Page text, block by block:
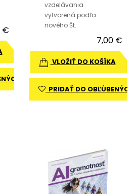
€
vzdelávania
vytvorená podľa
nového Št..
7,00 €
VLOŽIŤ DO KOŠÍKA
PRIDAŤ DO OBĽÚBENÝCH